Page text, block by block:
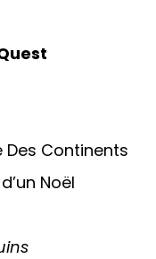
Des Continents
Noël